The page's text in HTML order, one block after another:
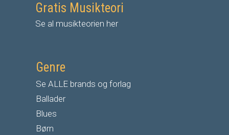
Gratis Musikteori
Se al musikteorien her
Genre
Se ALLE brands og forlag
Ballader
Blues
Børn